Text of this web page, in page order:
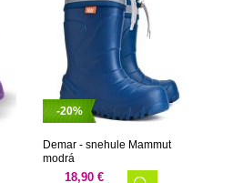
-20%
Demar - snehule Mammut
modrá
18,90 €